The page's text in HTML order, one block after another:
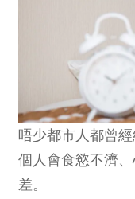
唔少都市人都曾
個人會食慾不濟
差。